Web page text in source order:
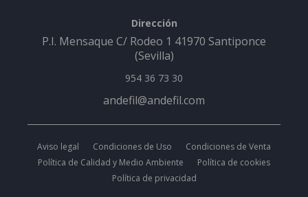
Dirección
P.I. Mensaque C/ Rodeo 1 41970 Santiponce
(Sevilla)
954 36 73 30
andefil@andefil.com
Aviso legal Condiciones de Uso
Condiciones de Venta
Política de Calidad y Medio Ambiente
Política de cookies
Política de privacidad